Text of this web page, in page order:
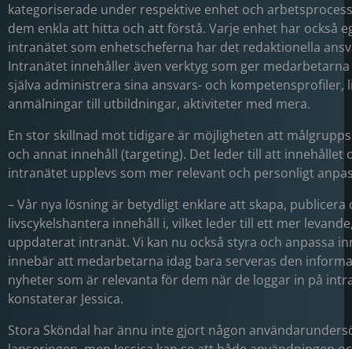
kategoriserade under respektive enhet och
dem enkla att hitta och att förstå. Varje enhet har också
intranätet som enhetscheferna har det redaktionella
Intranätet innehåller även verktyg som ger
själva administrera sina ansvars- och kompetensprofiler,
anmälningar till utbildningar, aktiviteter med mera.
En stor skillnad mot tidigare är möjligheten att
och annat innehåll (targeting). Det leder till att innehållet
intranätet upplevs som mer relevant och personligt
– Vår nya lösning är betydligt enklare att skapa, publicera
livscykelshantera innehåll i, vilket leder till ett mer
uppdaterat intranät. Vi kan nu också styra och anpassa
innebär att medarbetarna idag bara serveras den
nyheter som är relevanta för dem när de loggar in på
konstaterar Jessica.
Stora Sköndal har ännu inte gjort någon